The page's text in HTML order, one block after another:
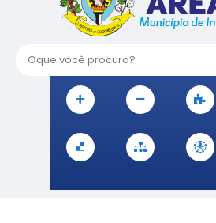
Oque você procura?